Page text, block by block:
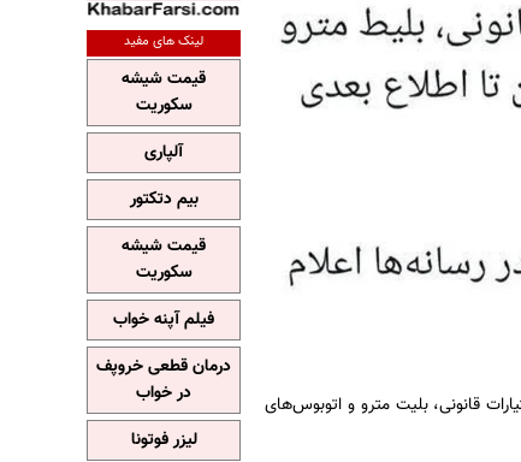
قانونی، بلیت مترو و اتوبوس‌های
لینک های مفید
قیمت شیشه
سکوریت
آلپاری
بیم دتکتور
قیمت شیشه
سکوریت
فیلم آپنه خواب
درمان قطعی خروپف
در خواب
لیزر فوتونا